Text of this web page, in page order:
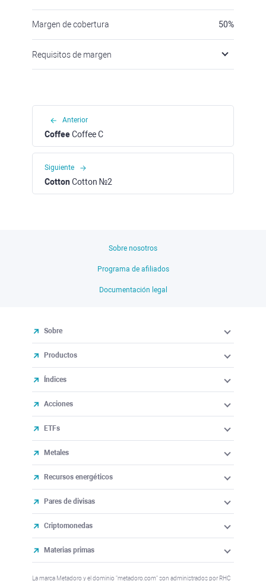
Margen de cobertura 50%
Requisitos de margen
Anterior
CoffeeCoffee C
Siguiente
Cotton Cotton №2
Sobre nosotros
Programa de afiliados
Documentación legal
Sobre
Productos
Índices
Acciones
ETFs
Metales
Recursos energéticos
Pares de divisas
Criptomonedas
Materias primas
La marca Metadoro y el dominio "metadoro.com" son administrados por RHC